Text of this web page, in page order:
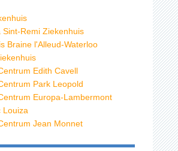
Sint-Remi Ziekenhuis
Braine l'Alleud-Waterloo
Edith Cavell
Park Leopold
Europa-Lambermont
Louiza
Jean Monnet